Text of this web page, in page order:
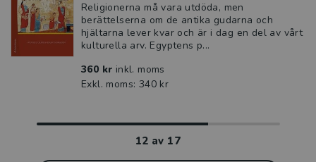
Religionerna må vara utdöda, men
berättelserna om de antika gudarna och
hjältarna lever kvar och är i dag en del av vårt
kulturella arv. Egyptens p...
360 kr inkl. moms
Exkl. moms: 340 kr
12 av 17